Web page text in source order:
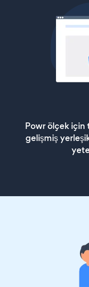
Powr ölçek için
gelişmiş